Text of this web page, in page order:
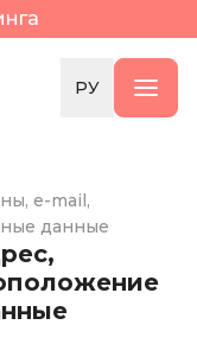
РУ
e-mail,
данные